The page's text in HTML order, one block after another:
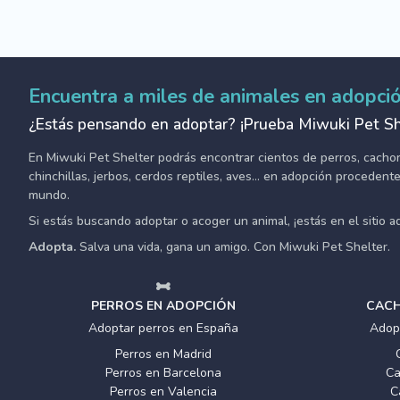
Encuentra a miles de animales en
¿Estás pensando en adoptar? ¡Prueba Miwuki Pet
En Miwuki Pet Shelter podrás encontrar cientos de perros,
chinchillas, jerbos, cerdos reptiles, aves... en adopción
mundo.
Si estás buscando adoptar o acoger un animal, ¡estás en el sitio
Adopta. Salva una vida, gana un amigo. Con Miwuki Pet Shelter.
PERROS EN ADOPCIÓN
Adoptar perros en España
Perros en Madrid
Perros en Barcelona
Perros en Valencia